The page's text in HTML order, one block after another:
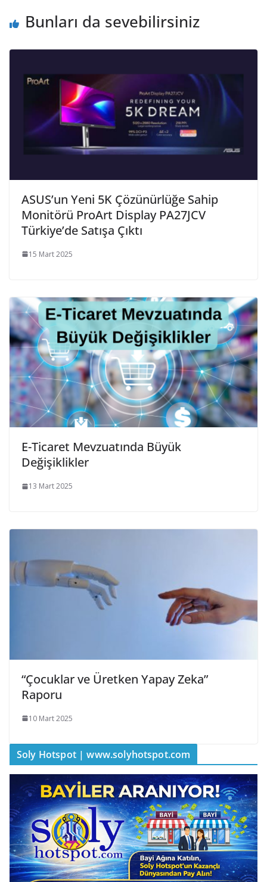
Bunları da sevebilirsiniz
ASUS’un Yeni 5K Çözünürlüğe Sahip
Monitörü ProArt Display PA27JCV
Türkiye’de Satışa Çıktı
15 Mart 2025
E-Ticaret Mevzuatında Büyük
Değişiklikler
13 Mart 2025
“Çocuklar ve Üretken Yapay Zeka”
Raporu
10 Mart 2025
Soly Hotspot | www.solyhotspot.com